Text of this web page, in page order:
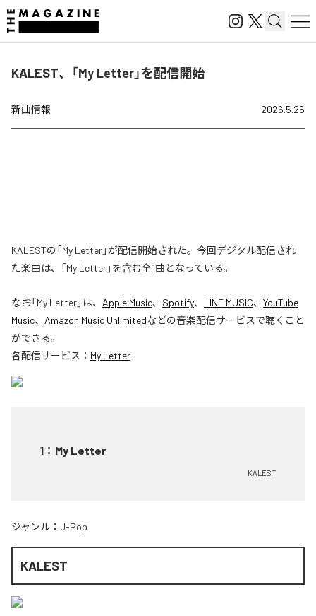
KALEST、「My Letter」を配信開始
新曲情報 2026.5.26
KALESTの「My Letter」が配信開始された。今回デジタル配信され
た楽曲は、「My Letter」を含む全1曲となっている。
なお「My Letter」は、 Apple Music、 Spotify、 LINE MUSIC、 YouTube
Music、 Amazon Music Unlimitedなどの音楽配信サービスで聴くこと
ができる。
各配信サービス： My Letter
1 ： My Letter
KALEST
ジャンル： J-Pop
KALEST